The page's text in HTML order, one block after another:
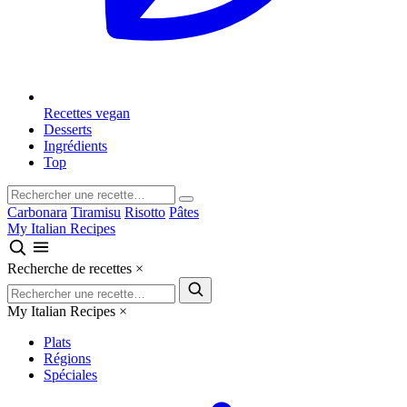
Recettes vegan
Desserts
Ingrédients
Top
Carbonara Tiramisu Risotto Pâtes
My Italian Recipes
Recherche de recettes ×
My Italian Recipes ×
Plats
Régions
Spéciales